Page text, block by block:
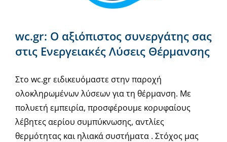
wc.gr: Ο αξιόπιστος συνεργάτης σας
στις Ενεργειακές Λύσεις Θέρμανσης
Στο wc.gr ειδικευόμαστε στην παροχή
ολοκληρωμένων λύσεων για τη θέρμανση. Με
πολυετή εμπειρία, προσφέρουμε κορυφαίους
λέβητες αερίου συμπύκνωσης, αντλίες
θερμότητας και ηλιακά συστήματα . Στόχος μας